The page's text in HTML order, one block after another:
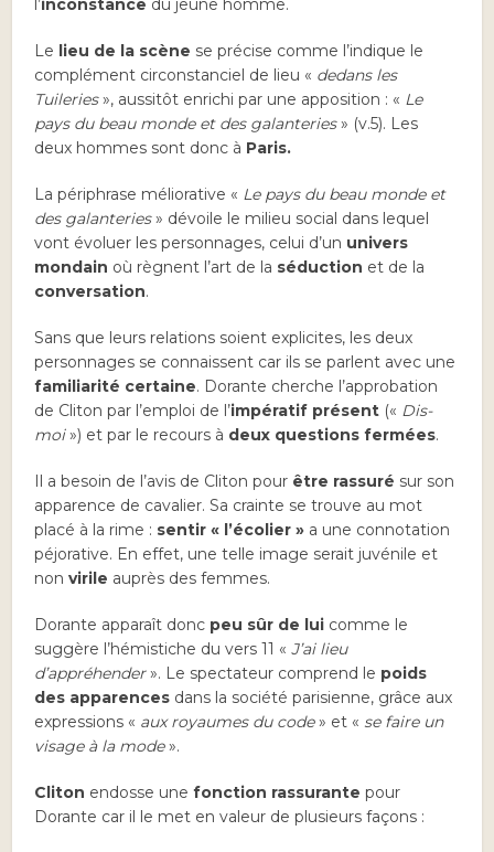
l’inconstance du jeune homme.
Le lieu de la scène se précise comme l’indique le
complément circonstanciel de lieu « dedans les
Tuileries», aussitôt enrichi par une apposition : « Le
pays du beau monde et des galanteries» (v.5). Les
deux hommes sont donc à Paris.
La périphrase méliorative « Le pays du beau monde et
des galanteries» dévoile le milieu social dans lequel
vont évoluer les personnages, celui d’un univers
mondain où règnent l’art de la séduction et de la
conversation.
Sans que leurs relations soient explicites, les deux
personnages se connaissent car ils se parlent avec une
familiarité certaine. Dorante cherche l’approbation
de Cliton par l’emploi de l’impératif présent (« Dis-
moi») et par le recours à deux questions fermées.
Il a besoin de l’avis de Cliton pour être rassuré sur son
apparence de cavalier. Sa crainte se trouve au mot
placé à la rime : sentir « l’écolier » a une connotation
péjorative. En effet, une telle image serait juvénile et
nonvirile auprès des femmes.
Dorante apparaît donc peu sûr de lui comme le
suggère l’hémistiche du vers 11 «J’ai lieu
d’appréhender». Le spectateur comprend le poids
des apparences dans la société parisienne, grâce aux
expressions « aux royaumes du code» et « se faire un
visage à la mode».
Cliton endosse unefonction rassurante pour
Dorante car il le met en valeur de plusieurs façons :